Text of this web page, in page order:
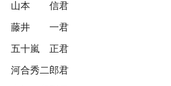
山本 信君
藤井 一君
五十嵐 正君
河合秀二郎君